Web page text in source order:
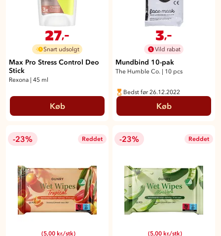
27,-
Snart udsolgt
Max Pro Stress Control Deo
Stick
Rexona 45 ml
Køb
3,-
Vild rabat
Mundbind 10-pak
The Humble Co. 10 pcs
Bedst før 26.12.2022
Køb
-23% Reddet
(5,00 kr./stk)
-23% Reddet
(5,00 kr./stk)